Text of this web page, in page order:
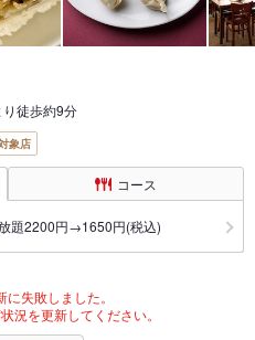
徒歩約9分
象店
コース
題2200円→1650円(税込)
失敗しました。
況を更新してください。